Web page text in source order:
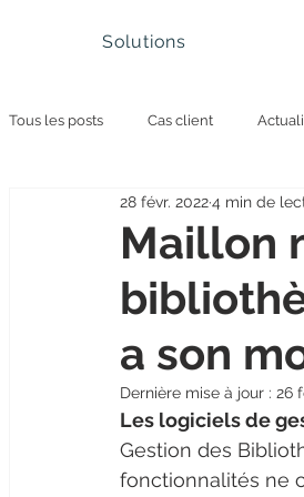
Solutions
Tous les posts Cas client
Université et smart campus
Montagne - Ski Retail
Maillon
a son
28 févr. 20224 min de
Dernière mise à jour : 26
Les logiciels de
Gestion des
fonctionnalités ne